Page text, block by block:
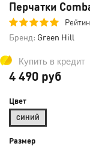
Перчатки
Бренд: Green Hill
Купить в кредит
4 490 руб
Цвет
СИНИЙ
Размер